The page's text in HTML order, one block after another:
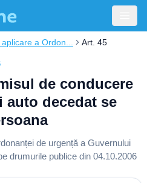
a Ordon... Art. 45
de conducere
decedat se
de urgență a Guvernului
drumurile publice din 04.10.2006